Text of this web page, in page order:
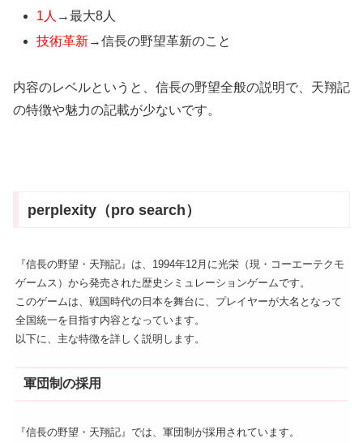
1人 →最大8人
技術革新→信長の野望革新のこと
内容のレベルというと、信長の野望全般の説明で、天翔記
の特徴や魅力の記載が少ないです。
perplexity（pro search）
『信長の野望・天翔記』は、1994年12月に光栄（現・コーエーテクモ
ゲームス）から発売された歴史シミュレーションゲームです。
このゲームは、戦国時代の日本を舞台に、プレイヤーが大名となって
全国統一を目指す内容となっています。
以下に、主な特徴を詳しく説明します。
軍団制の採用
『信長の野望・天翔記』では、軍団制が採用されています。